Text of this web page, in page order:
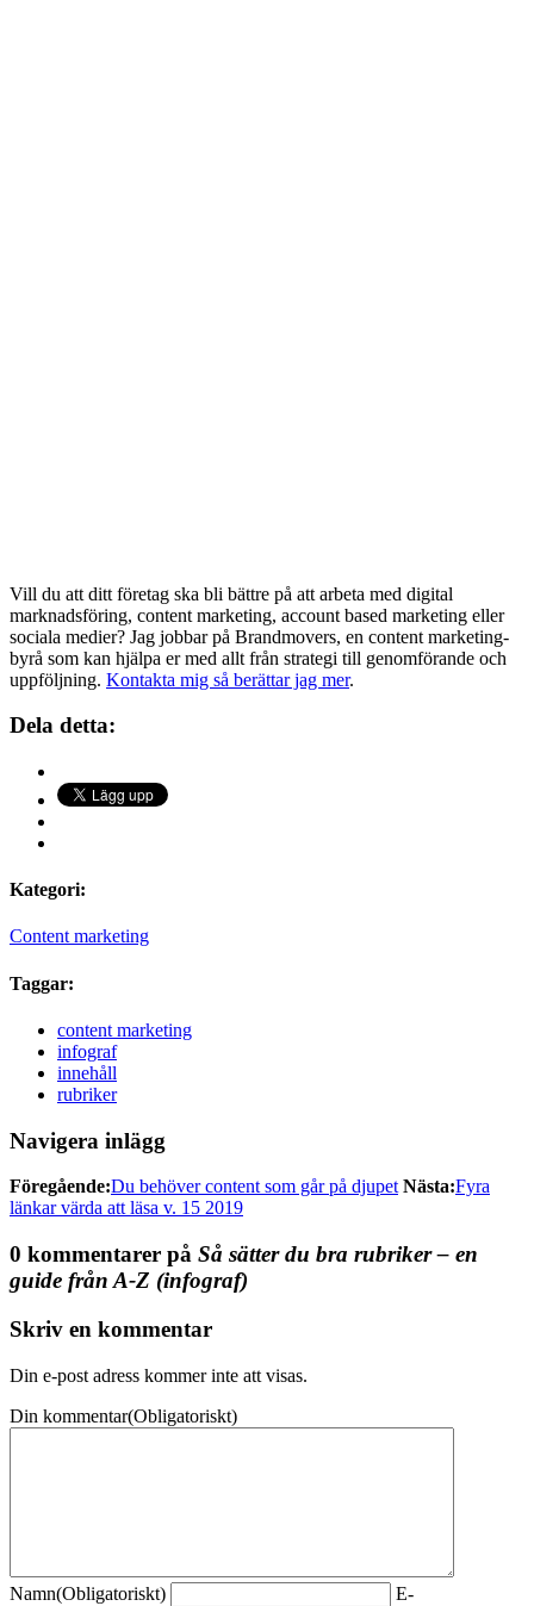
Vill du att ditt företag ska bli bättre på att arbeta med digital
marknadsföring, content marketing, account based marketing eller
sociala medier? Jag jobbar på Brandmovers, en content marketing-
byrå som kan hjälpa er med allt från strategi till genomförande och
uppföljning. Kontakta mig så berättar jag mer.
Dela detta:
Kategori:
Content marketing
Taggar:
content marketing
infograf
innehåll
rubriker
Navigera inlägg
Föregående:Du behöver content som går på djupet Nästa:Fyra
länkar värda att läsa v. 15 2019
0 kommentarer på Så sätter du bra rubriker – en
guide från A-Z (infograf)
Skriv en kommentar
Din e-post adress kommer inte att visas.
Din kommentar(Obligatoriskt)
Namn(Obligatoriskt)
E-